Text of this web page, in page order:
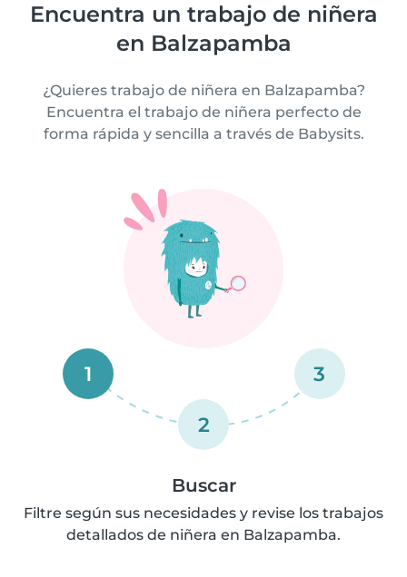
Encuentra un trabajo de niñera
en Balzapamba
¿Quieres trabajo de niñera en Balzapamba?
Encuentra el trabajo de niñera perfecto de
forma rápida y sencilla a través de Babysits.
1
2
3
Buscar
Filtre según sus necesidades y revise los trabajos
detallados de niñera en Balzapamba.